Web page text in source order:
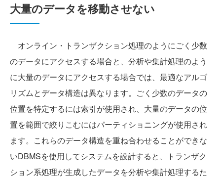
大量のデータを移動させない
オンライン・トランザクション処理のようにごく少数
のデータにアクセスする場合と、分析や集計処理のよう
に大量のデータにアクセスする場合では、最適なアルゴ
リズムとデータ構造は異なります。ごく少数のデータの
位置を特定するには索引が使用され、大量のデータの位
置を範囲で絞りこむにはパーティショニングが使用され
ます。これらのデータ構造を重ね合わせることができな
いDBMSを使用してシステムを設計すると、トランザク
ション系処理が生成したデータを分析や集計処理するた